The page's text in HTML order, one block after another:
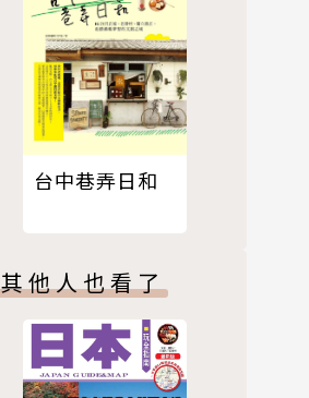
台中巷弄日和
其他人也看了